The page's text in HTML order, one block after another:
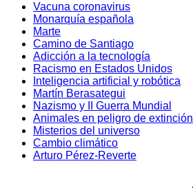
Vacuna coronavirus
Monarquía española
Marte
Camino de Santiago
Adicción a la tecnología
Racismo en Estados Unidos
Inteligencia artificial y robótica
Martín Berasategui
Nazismo y II Guerra Mundial
Animales en peligro de extinción
Misterios del universo
Cambio climático
Arturo Pérez-Reverte